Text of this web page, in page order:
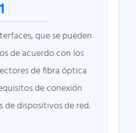
que se pueden
de acuerdo con los
de fibra óptica
de conexión
dispositivos de red.